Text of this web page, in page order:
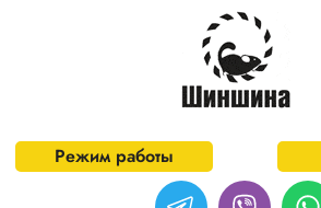
Перейти к основному содержанию
Режим работы